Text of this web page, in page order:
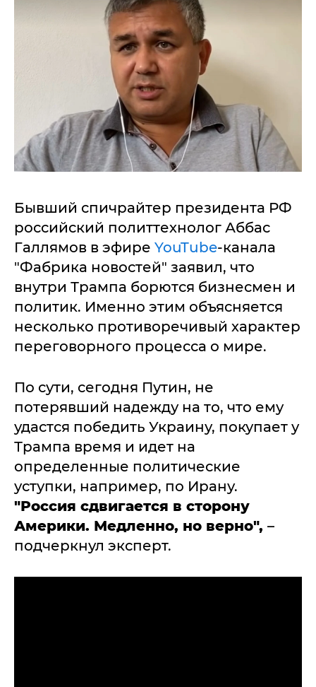
Бывший спичрайтер президента РФ
российский политтехнолог Аббас
Галлямов в эфире YouTube-канала
"Фабрика новостей" заявил, что
внутри Трампа борются бизнесмен и
политик. Именно этим объясняется
несколько противоречивый характер
переговорного процесса о мире.
По сути, сегодня Путин, не
потерявший надежду на то, что ему
удастся победить Украину, покупает у
Трампа время и идет на
определенные политические
уступки, например, по Ирану.
"Россия сдвигается в сторону
Америки. Медленно, но верно", –
подчеркнул эксперт.